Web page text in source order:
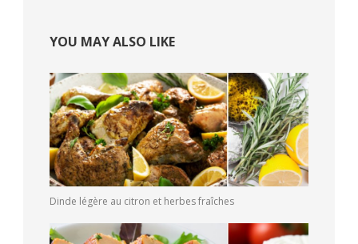
YOU MAY ALSO LIKE
Dinde légère au citron et herbes fraîches